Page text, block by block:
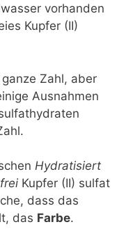
vorhanden
Kupfer (II)
Zahl, aber
Ausnahmen
Hydratisiert
Kupfer (II) sulfat
dass das
das Farbe.